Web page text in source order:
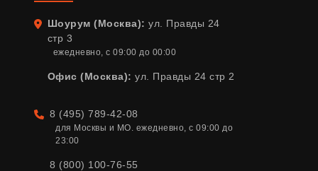
Адрес
Шоурум (Москва): ул. Правды 24
стр 3
ежедневно, с 09:00 до 00:00
Офис (Москва): ул. Правды 24 стр 2
Телефон
8 (495) 789-42-08
для Москвы и МО. ежедневно, с 09:00 до
23:00
8 (800) 100-76-55